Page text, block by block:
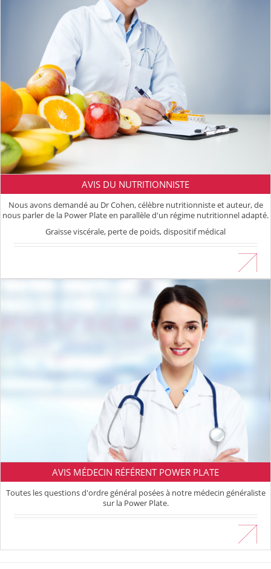
AVIS DU NUTRITIONNISTE
Nous avons demandé au Dr Cohen, célèbre nutritionniste et auteur, de
nous parler de la Power Plate en parallèle d'un régime nutritionnel adapté.
Graisse viscérale, perte de poids, dispositif médical
AVIS MÉDECIN RÉFÉRENT POWER PLATE
Toutes les questions d'ordre général posées à notre médecin généraliste
sur la Power Plate.